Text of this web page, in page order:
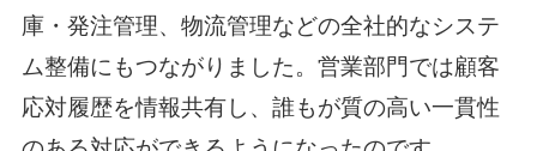
庫・発注管理、物流管理などの全社的なシステ
ム整備にもつながりました。営業部門では顧客
応対履歴を情報共有し、誰もが質の高い一貫性